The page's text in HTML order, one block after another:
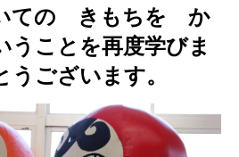
ての きもちを か
うことを再度学びま
うございます。